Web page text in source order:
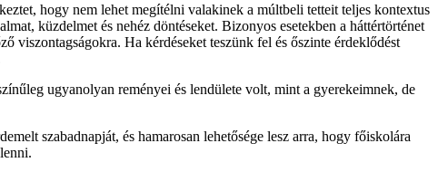
hogy nem lehet megítélni valakinek a múltbeli tetteit teljes kontextus
küzdelmet és nehéz döntéseket. Bizonyos esetekben a háttértörténet
viszontagságokra. Ha kérdéseket teszünk fel és őszinte érdeklődést
ugyanolyan reményei és lendülete volt, mint a gyerekeimnek, de
szabadnapját, és hamarosan lehetősége lesz arra, hogy főiskolára